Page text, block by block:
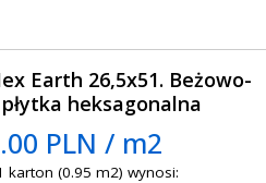
Earth 26,5x51. Beżowo-
heksagonalna
PLN / m2
karton (0.95 m2) wynosi: